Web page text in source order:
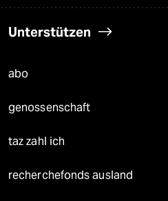
Unterstützen
abo
genossenschaft
taz zahl ich
recherchefonds ausland